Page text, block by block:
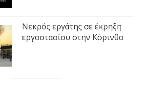
Νεκρός εργάτης σε έκρηξη
εργοστασίου στην Κόρινθο